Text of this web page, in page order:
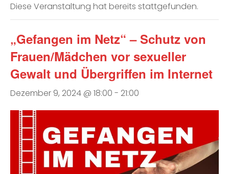
Diese Veranstaltung hat bereits stattgefunden.
„Gefangen im Netz“ – Schutz von
Frauen/Mädchen vor sexueller
Gewalt und Übergriffen im Internet
Dezember 9, 2024 @ 18:00 - 21:00